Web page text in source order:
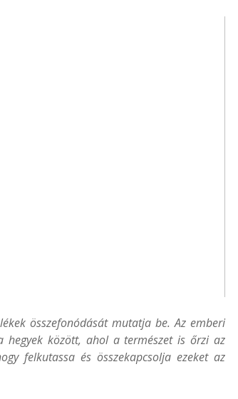
összefonódását mutatja be. Az emberi
hegyek között, ahol a természet is őrzi az
felkutassa és összekapcsolja ezeket az